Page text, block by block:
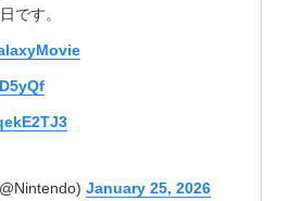
です。
January 25, 2026